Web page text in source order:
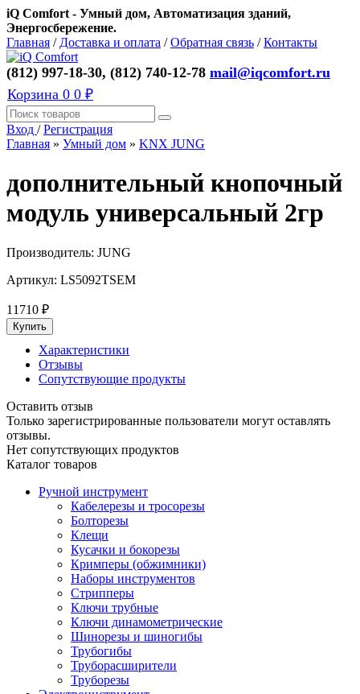
iQ Comfort - Умный дом, Автоматизация зданий,
Энергосбережение.
Главная / Доставка и оплата /Обратная связь /Контакты
(812) 997-18-30, (812) 740-12-78 mail@iqcomfort.ru
Корзина 0 0 ₽
Вход /Регистрация
Главная » Умный дом » KNX JUNG
дополнительный кнопочный
модуль универсальный 2гр
Производитель: JUNG
Артикул: LS5092TSEM
11710 ₽
Характеристики
Отзывы
Сопутствующие продукты
Оставить отзыв
Только зарегистрированные пользователи могут оставлять
отзывы.
Нет сопутствующих продуктов
Каталог товаров
Ручной инструмент
Кабелерезы и тросорезы
Болторезы
Клещи
Кусачки и бокорезы
Кримперы (обжимники)
Наборы инструментов
Стрипперы
Ключи трубные
Ключи динамометрические
Шинорезы и шиногибы
Трубогибы
Труборасширители
Труборезы